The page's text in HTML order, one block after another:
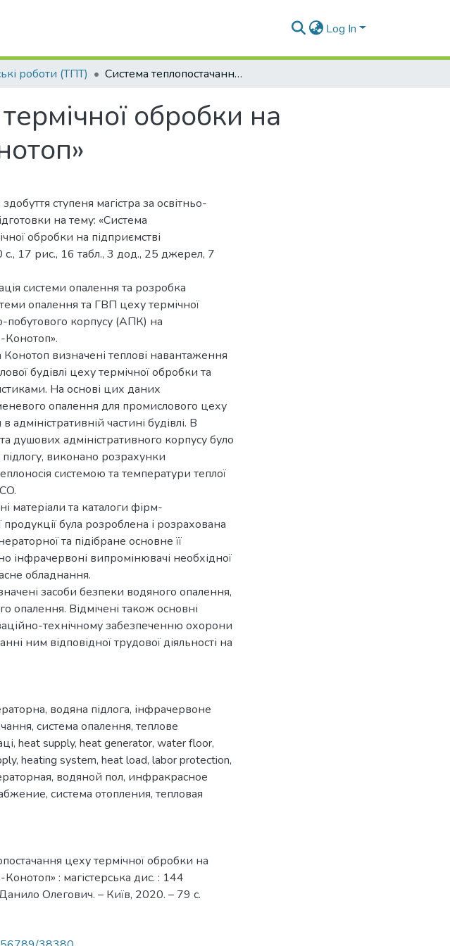
Log In
роботи (ТПТ) Система теплопостачання цеху термічної обробки на підприємстві «Мотордеталь-Конотоп»
обробки на
ступеня магістра за освітньо-
на тему: «Система
обробки на підприємстві
17 рис., 16 табл., 3 дод., 25 джерел, 7
системи опалення та розробка
опалення та ГВП цеху термічної
побутового корпусу (АПК) на
Конотоп».
визначені теплові навантаження
будівлі цеху термічної обробки та
На основі цих даних
опалення для промислового цеху
частині будівлі. В
душових адміністративного корпусу було
виконано розрахунки
системою та температури теплої
матеріали та каталоги фірм-
продукції була розроблена і розрахована
та підібране основне її
інфрачервоні випромінювачі необхідної
обладнання.
засоби безпеки водяного опалення,
опалення. Відмічені також основні
технічному забезпеченню охорони
ним відповідної трудової діяльності на
, водяна підлога, інфрачервоне
, система опалення, теплове
, heat supply, heat generator, water floor,
, heating system, heat load, labor protection,
, водяной пол, инфракрасное
, система отопления, тепловая
цеху термічної обробки на
: магістерська дис. : 144
Олегович. – Київ, 2020. – 79 с.